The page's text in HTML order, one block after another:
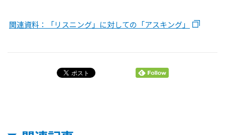
関連資料：「リスニング」に対しての「アスキング」